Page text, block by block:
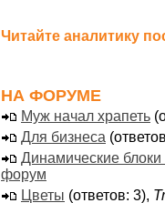
Читайте аналитику
НА ФОРУМЕ
Муж начал храпеть
Для бизнеса
Динамические
форум
Цветы (ответов: 3),